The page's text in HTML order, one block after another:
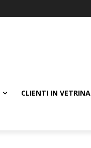
CLIENTI IN VETRINA